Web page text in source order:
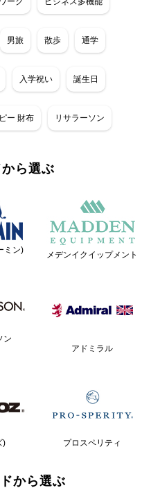
男旅 散歩 通学
入学祝い 誕生日
ー 財布 リサラーソン
ら選ぶ
ミン) メデンイクイップメント
ン
アドミラル
) プロスペリティ
から選ぶ